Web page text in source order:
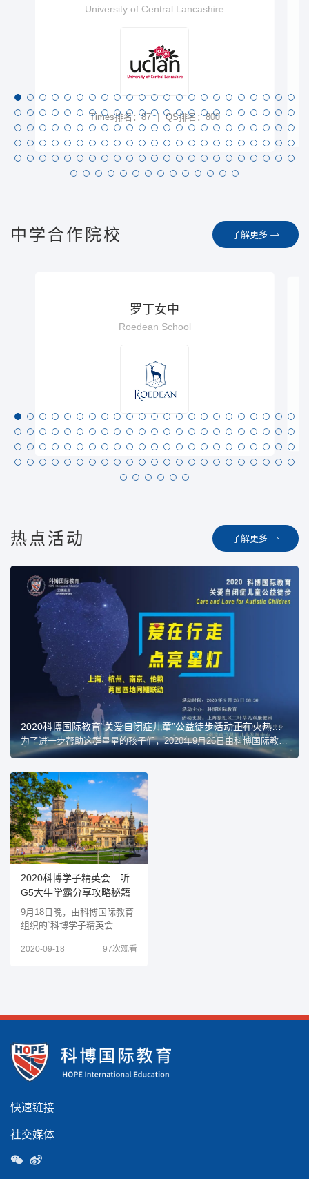
University of Central Lancashire
Times排名：87 QS排名：800
中学合作院校 了解更多
罗丁女中
Roedean School
热点活动 了解更多
2020科博国际教育“关爱自闭症儿童”公益徒步活动正在火热报名中！
为了进一步帮助这群星星的孩子们，2020年9月26日由科博国际教育组织的关爱自闭症儿童公益徒步行活动将于上海、杭州、南京、英国伦敦两国四地同期举行。本次活动旨在通过公益徒步活动形式呼吁社会公众关注自闭症儿童，给予他们温暖和爱。
2020科博学子精英会—听
G5大牛学霸分享攻略秘籍
9月18日晚，由科博国际教育
组织的“科博学子精英会—听
动，我们将邀请到三位科博学
2020-09-18 97次观看
快速链接
社交媒体